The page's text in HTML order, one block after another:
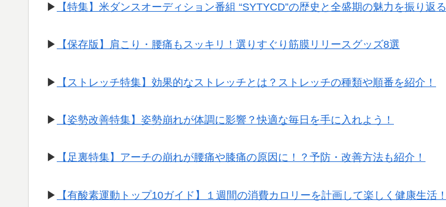
▶︎ 【特集】米ダンスオーディション番組 “SYTYCD”の歴史と全盛期の魅力を振り返る
▶︎ 【保存版】肩こり・腰痛もスッキリ！選りすぐり筋膜リリースグッズ8選
▶︎ 【ストレッチ特集】効果的なストレッチとは？ストレッチの種類や順番を紹介！
▶︎ 【姿勢改善特集】姿勢崩れが体調に影響？快適な毎日を手に入れよう！
▶︎ 【足裏特集】アーチの崩れが腰痛や膝痛の原因に！？予防・改善方法も紹介！
▶︎ 【有酸素運動トップ10ガイド】１週間の消費カロリーを計画して楽しく健康生活！